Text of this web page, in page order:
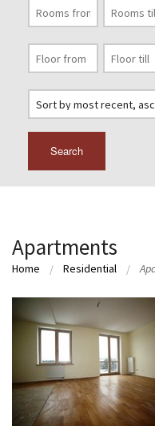
Search
Apartments
Home Residential